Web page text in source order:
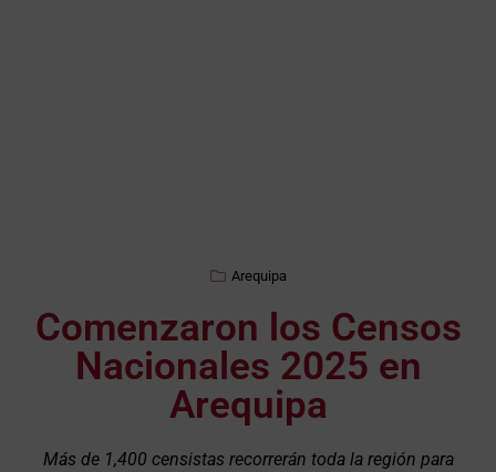
Arequipa
Comenzaron los Censos
Nacionales 2025 en
Arequipa
Más de 1,400 censistas recorrerán toda la región para